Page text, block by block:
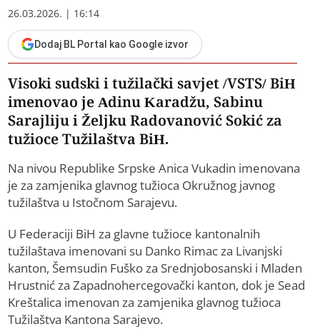
26.03.2026. | 16:14
Dodaj BL Portal kao Google izvor
Visoki sudski i tužilački savjet /VSTS/ BiH
imenovao je Adinu Karadžu, Sabinu
Sarajliju i Željku Radovanović Sokić za
tužioce Tužilaštva BiH.
Na nivou Republike Srpske Anica Vukadin imenovana
je za zamjenika glavnog tužioca Okružnog javnog
tužilaštva u Istočnom Sarajevu.
U Federaciji BiH za glavne tužioce kantonalnih
tužilaštava imenovani su Danko Rimac za Livanjski
kanton, Šemsudin Fuško za Srednjobosanski i Mladen
Hrustnić za Zapadnohercegovački kanton, dok je Sead
Kreštalica imenovan za zamjenika glavnog tužioca
Tužilaštva Kantona Sarajevo.